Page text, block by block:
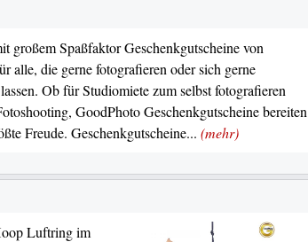
großem Spaßfaktor Geschenkgutscheine von
alle, die gerne fotografieren oder sich gerne
Ob für Studiomiete zum selbst fotografieren
GoodPhoto Geschenkgutscheine bereiten
Freude. Geschenkgutscheine... (mehr)
Luftring im